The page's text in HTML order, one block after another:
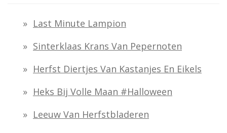
Last Minute Lampion
Sinterklaas Krans Van Pepernoten
Herfst Diertjes Van Kastanjes En Eikels
Heks Bij Volle Maan #halloween
Leeuw Van Herfstbladeren